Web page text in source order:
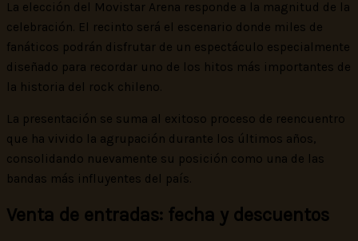
La elección del Movistar Arena responde a la magnitud de la
celebración. El recinto será el escenario donde miles de
fanáticos podrán disfrutar de un espectáculo especialmente
diseñado para recordar uno de los hitos más importantes de
la historia del rock chileno.
La presentación se suma al exitoso proceso de reencuentro
que ha vivido la agrupación durante los últimos años,
consolidando nuevamente su posición como una de las
bandas más influyentes del país.
Venta de entradas: fecha y descuentos